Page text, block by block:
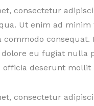
consectetur
Ut enim ad
commodo
eu fugiat nulla
deserunt mollit
consectetur